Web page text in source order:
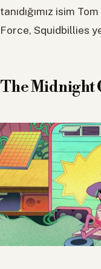
tanıdığımız isim
Force, Squidbillies
The Midnight